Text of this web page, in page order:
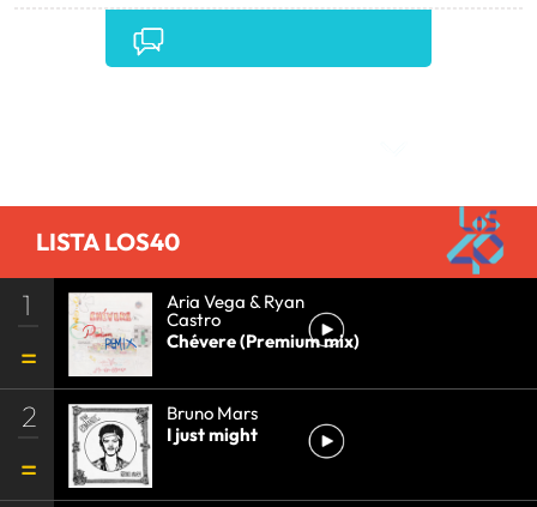
LISTA LOS40
1 Aria Vega & Ryan
Castro
Chévere (Premium mix)
2
Bruno Mars
I just might